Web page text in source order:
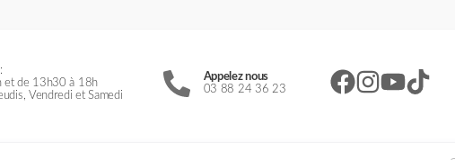
et de 13h30 à 18h
Vendredi et Samedi
Appelez nous
03 88 24 36 23